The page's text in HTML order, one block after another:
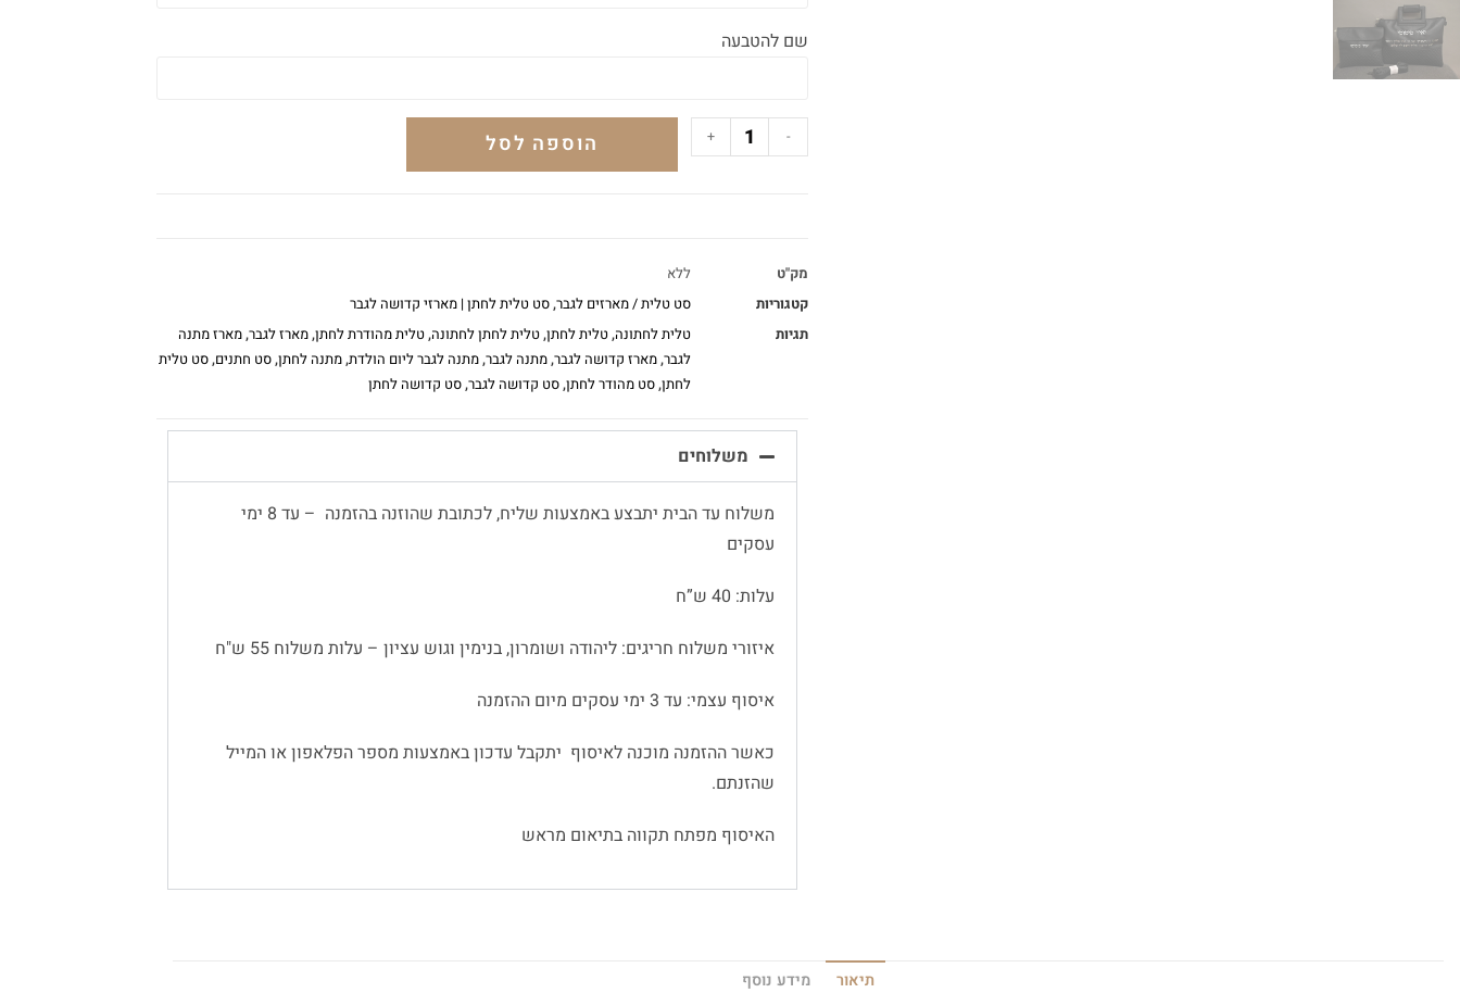
שם להטבעה
-
+ הוספה לסל
מק"ט
ללא
קטגוריות
סט טלית / מארזים לגבר,סט טלית לחתן | מארזי קדושה לגבר
תגיות
טלית לחתונה,טלית לחתן,טלית לחתן לחתונה,טלית מהודרת לחתן,מארז לגבר,מארז מתנה
לגבר,מארז קדושה לגבר,מתנה לגבר,מתנה לגבר ליום הולדת,מתנה לחתן,סט חתנים,סט טלית
לחתן,סט מהודר לחתן,סט קדושה לגבר,סט קדושה לחתן
משלוחים
משלוח עד הבית יתבצע באמצעות שליח, לכתובת שהוזנה בהזמנה – עד 8 ימי
עסקים
עלות: 40 ש”ח
איזורי משלוח חריגים: ליהודה ושומרון, בנימין וגוש עציון – עלות משלוח 55 ש"ח
איסוף עצמי: עד 3 ימי עסקים מיום ההזמנה
כאשר ההזמנה מוכנה לאיסוף יתקבל עדכון באמצעות מספר הפלאפון או המייל
שהזנתם.
האיסוף מפתח תקווה בתיאום מראש
תיאור מידע נוסף